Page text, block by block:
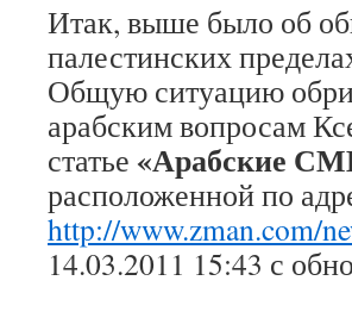
Итак, выше было об
палестинских
Общую ситуацию
арабским вопросам
статье «Арабские
расположенной по
http://www.zman.com/
14.03.2011 15:43 с